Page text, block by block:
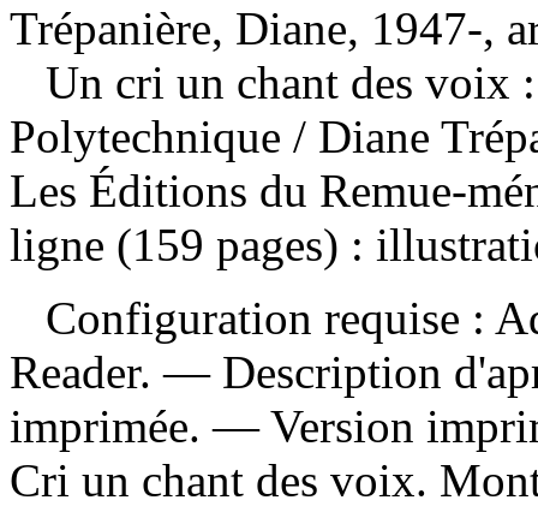
Trépanière, Diane, 1947-,
Un cri un chant des voix
Polytechnique / Diane
Les Éditions du Remue-
ligne (159 pages) :
Configuration requise :
Reader. — Description
imprimée. —Version
Cri un chant des voix.